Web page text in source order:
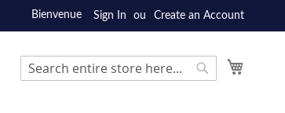
Bienvenue Sign In Create an Account
Search